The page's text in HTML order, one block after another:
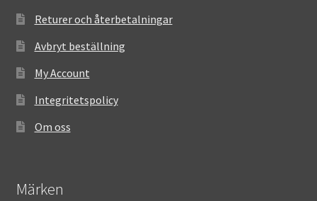
Returer och återbetalningar
Avbryt beställning
My Account
Integritetspolicy
Om oss
Märken